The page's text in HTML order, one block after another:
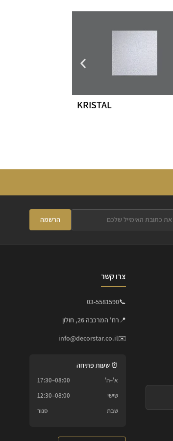
KRISTAL
הרשמה
צרו קשר
📞
03-5581590
📍רח' המרכבה 26, חולון
✉️
info@decorstar.co.il
⏰ שעות פתיחה
א'–ה'
08:00–17:30
שישי
08:00–12:30
שבת
סגור